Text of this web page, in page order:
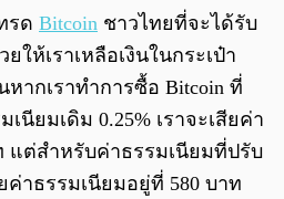
รด Bitcoin ชาวไทยที่จะได้รับ
ให้เราเหลือเงินในกระเป๋า
ากเราทำการซื้อ Bitcoin ที่
เนียมเดิม 0.25% เราจะเสียค่า
แต่สำหรับค่าธรรมเนียมที่ปรับ
ค่าธรรมเนียมอยู่ที่ 580 บาท